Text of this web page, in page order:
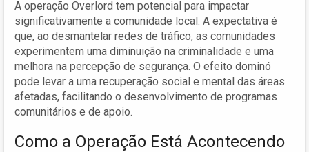
A operação Overlord tem potencial para impactar
significativamente a comunidade local. A expectativa é
que, ao desmantelar redes de tráfico, as comunidades
experimentem uma diminuição na criminalidade e uma
melhora na percepção de segurança. O efeito dominó
pode levar a uma recuperação social e mental das áreas
afetadas, facilitando o desenvolvimento de programas
comunitários e de apoio.
Como a Operação Está Acontecendo